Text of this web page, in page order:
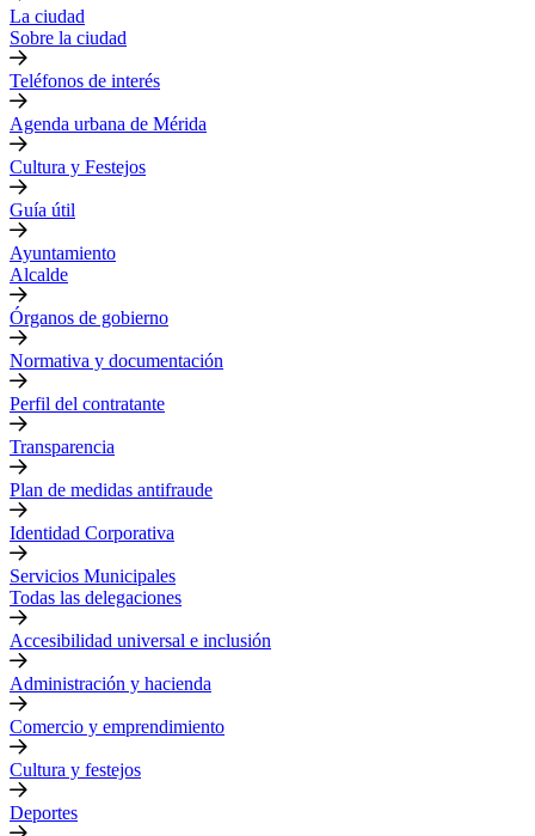
La ciudad
Sobre la ciudad
Teléfonos de interés
Agenda urbana de Mérida
Cultura y Festejos
Guía útil
Ayuntamiento
Alcalde
Órganos de gobierno
Normativa y documentación
Perfil del contratante
Transparencia
Plan de medidas antifraude
Identidad Corporativa
Servicios Municipales
Todas las delegaciones
Accesibilidad universal e inclusión
Administración y hacienda
Comercio y emprendimiento
Cultura y festejos
Deportes